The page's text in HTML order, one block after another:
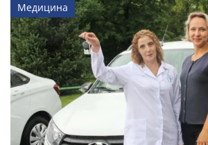
Медицина